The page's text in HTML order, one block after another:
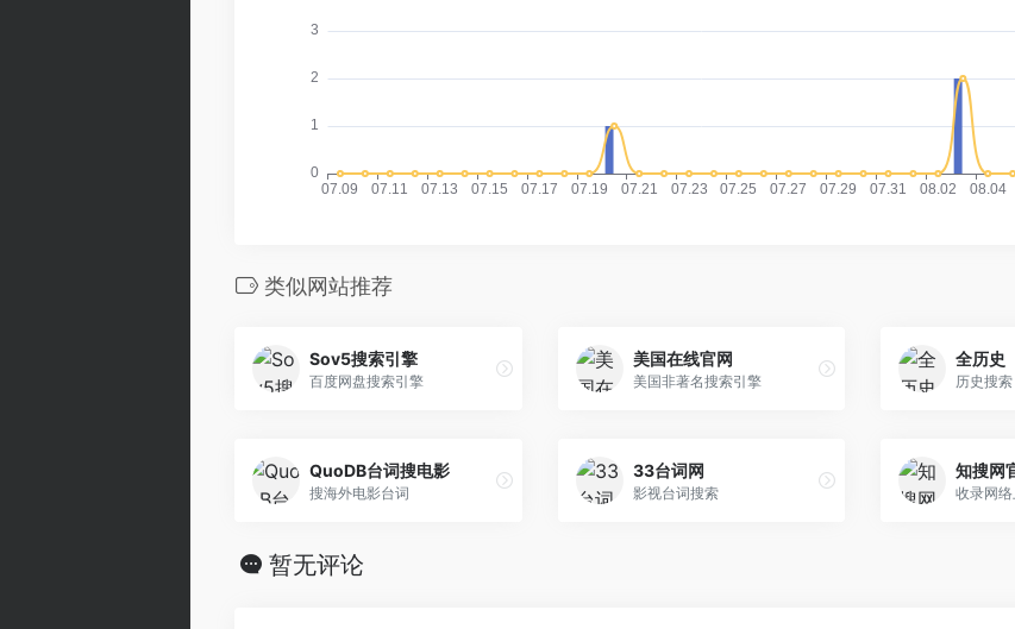
类似网站推荐
Sov5搜索引擎
百度网盘搜索引擎
美国在线官网
美国非著名搜索引擎
全历史
历史搜
QuoDB台词搜电影
搜海外电影台词
33台词网
影视台词搜索
知搜网
收录网络
暂无评论